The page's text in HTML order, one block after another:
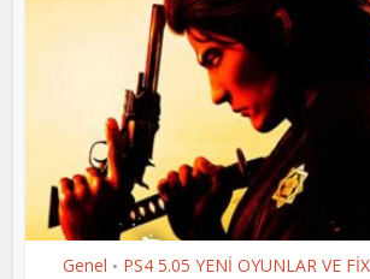
Genel • PS4 5.05 YENİ OYUNLAR VE